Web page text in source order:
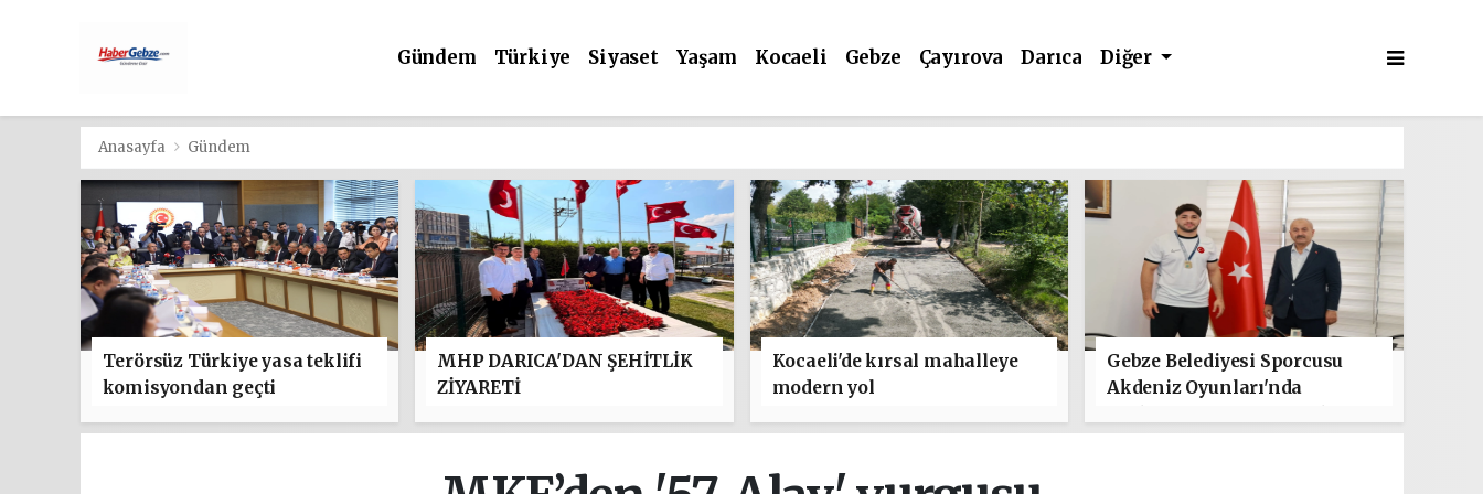
Gündem Türkiye Siyaset Yaşam Kocaeli Gebze Çayırova Darıca Diğer
Anasayfa Gündem
Terörsüz Türkiye yasa teklifi
komisyondan geçti
MHP DARICA'DAN ŞEHİTLİK
ZİYARETİ
Kocaeli'de kırsal mahalleye
modern yol
Gebze Belediyesi Sporcusu
Akdeniz Oyunları'nda